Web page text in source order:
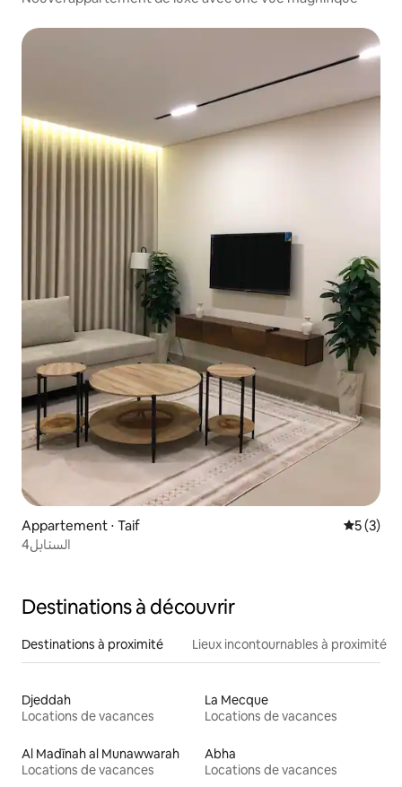
Appartement ⋅ Taif
5 (3)
السنابل4
Destinations à découvrir
Destinations à proximité Lieux incontournables à proximité
Djeddah
Locations de vacances
La Mecque
Locations de vacances
Al Madīnah al Munawwarah
Locations de vacances
Abha
Locations de vacances